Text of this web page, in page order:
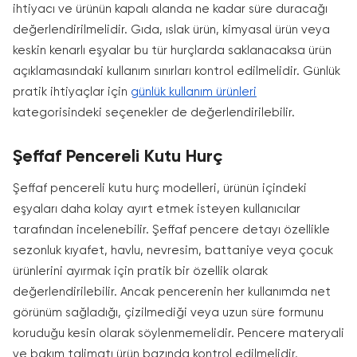
ihtiyacı ve ürünün kapalı alanda ne kadar süre duracağı
değerlendirilmelidir. Gıda, ıslak ürün, kimyasal ürün veya
keskin kenarlı eşyalar bu tür hurçlarda saklanacaksa ürün
açıklamasındaki kullanım sınırları kontrol edilmelidir. Günlük
pratik ihtiyaçlar için günlük kullanım ürünleri
kategorisindeki seçenekler de değerlendirilebilir.
Şeffaf Pencereli Kutu Hurç
Şeffaf pencereli kutu hurç modelleri, ürünün içindeki
eşyaları daha kolay ayırt etmek isteyen kullanıcılar
tarafından incelenebilir. Şeffaf pencere detayı özellikle
sezonluk kıyafet, havlu, nevresim, battaniye veya çocuk
ürünlerini ayırmak için pratik bir özellik olarak
değerlendirilebilir. Ancak pencerenin her kullanımda net
görünüm sağladığı, çizilmediği veya uzun süre formunu
koruduğu kesin olarak söylenmemelidir. Pencere materyali
ve bakım talimatı ürün bazında kontrol edilmelidir.